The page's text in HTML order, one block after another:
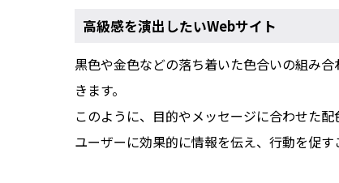
高級感を演出したいWebサイト
黒色や金色などの落ち着いた色合いの組み
きます。
このように、目的やメッセージに合わせた配
ユーザーに効果的に情報を伝え、行動を促す